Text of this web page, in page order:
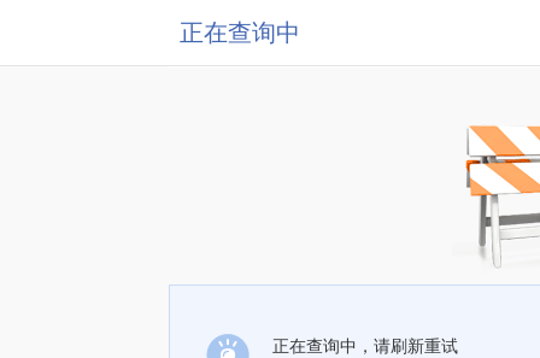
正在查询中
正在查询中，请刷新重试